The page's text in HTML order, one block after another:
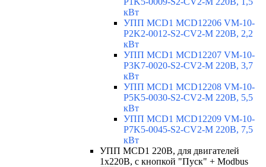
кВт
УПП MCD1 MCD12206 VM-10-
P2K2-0012-S2-CV2-M 220В, 2,2
кВт
УПП MCD1 MCD12207 VM-10-
P3K7-0020-S2-CV2-M 220В, 3,7
кВт
УПП MCD1 MCD12208 VM-10-
P5K5-0030-S2-CV2-M 220В, 5,5
кВт
УПП MCD1 MCD12209 VM-10-
P7K5-0045-S2-CV2-M 220В, 7,5
кВт
УПП MCD1 220В, для двигателей
1х220В, с кнопкой "Пуск" + Modbus